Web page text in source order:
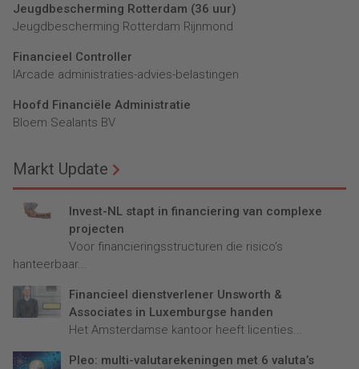
Jeugdbescherming Rotterdam (36 uur)
Jeugdbescherming Rotterdam Rijnmond
Financieel Controller
lArcade administraties-advies-belastingen
Hoofd Financiële Administratie
Bloem Sealants BV
Markt Update
Invest-NL stapt in financiering van complexe
projecten
Voor financieringsstructuren die risico’s
hanteerbaar...
Financieel dienstverlener Unsworth &
Associates in Luxemburgse handen
Het Amsterdamse kantoor heeft licenties...
Pleo: multi-valutarekeningen met 6 valuta’s